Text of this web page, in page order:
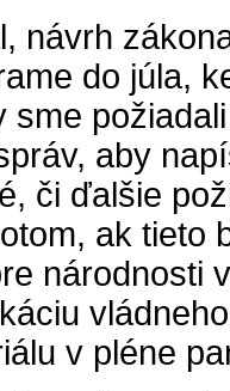
návrh
do júla,
sme
aby
či ďalšie
ak tieto
národnosti
v pléne